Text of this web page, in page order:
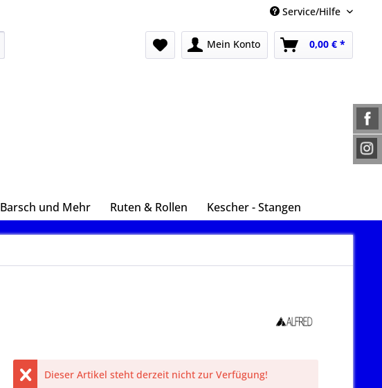
Service/Hilfe
Mein Konto 0,00 € *
Barsch und Mehr Ruten & Rollen Kescher - Stangen
Dieser Artikel steht derzeit nicht zur Verfügung!